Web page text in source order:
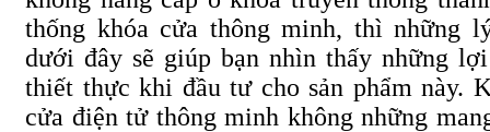
thống khóa cửa thông minh, thì những
dưới đây sẽ giúp bạn nhìn thấy những
thiết thực khi đầu tư cho sản phẩm này.
cửa điện tử thông minh không những